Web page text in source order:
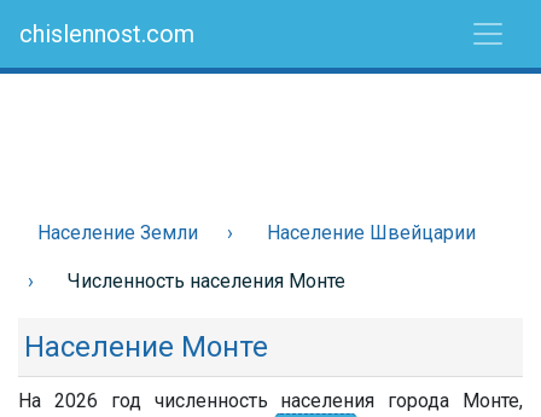
chislennost.com
Население Земли Население Швейцарии
Численность населения Монте
Население Монте
На 2026 год численность населения города Монте,